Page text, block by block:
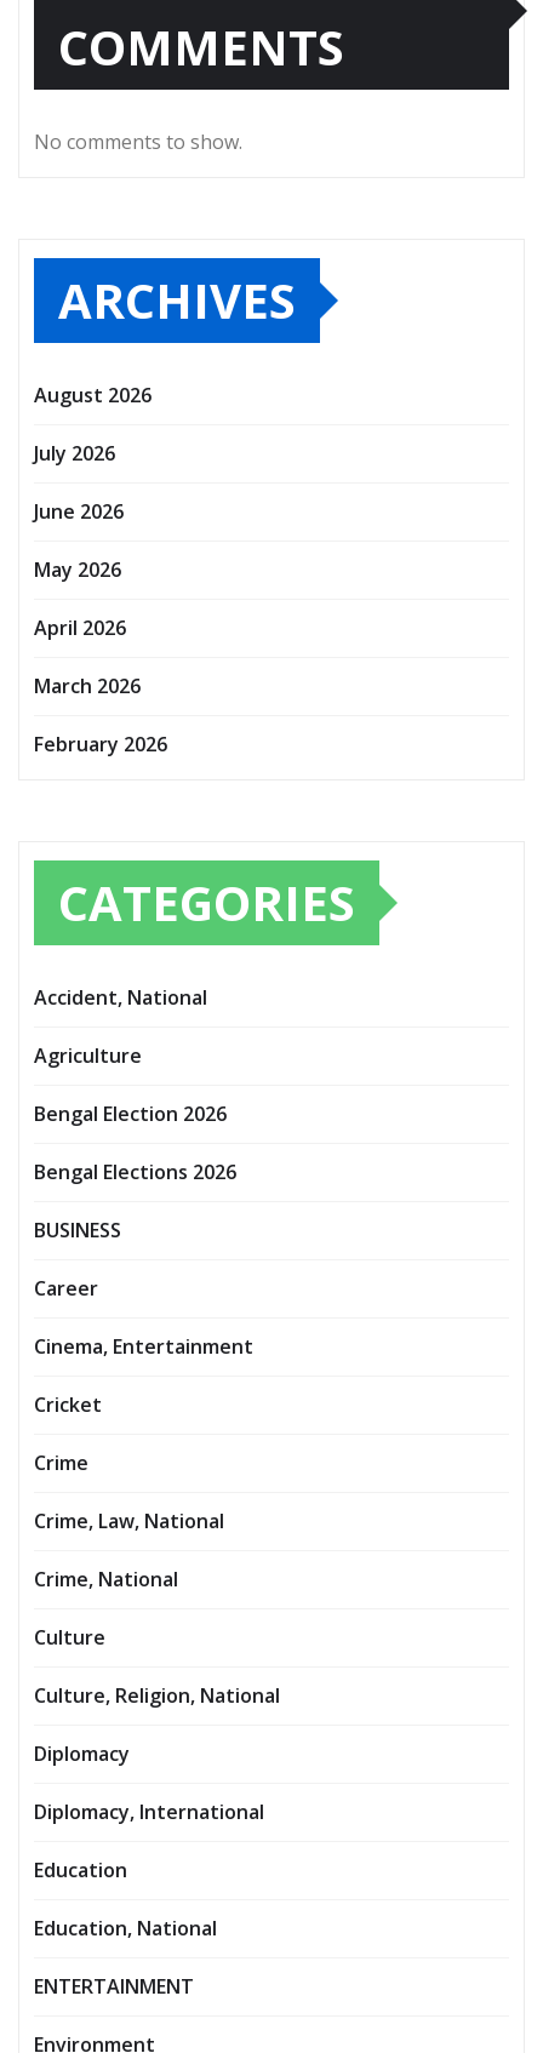
COMMENTS
No comments to show.
ARCHIVES
August 2026
July 2026
June 2026
May 2026
April 2026
March 2026
February 2026
CATEGORIES
Accident, National
Agriculture
Bengal Election 2026
Bengal Elections 2026
BUSINESS
Career
Cinema, Entertainment
Cricket
Crime
Crime, Law, National
Crime, National
Culture
Culture, Religion, National
Diplomacy
Diplomacy, International
Education
Education, National
ENTERTAINMENT
Environment